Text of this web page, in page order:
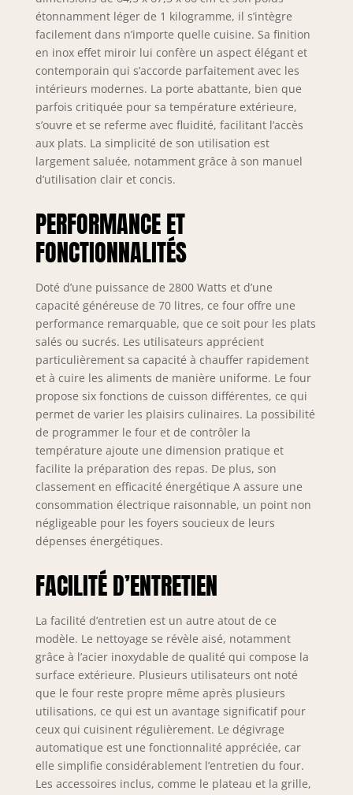
étonnamment léger de 1 kilogramme, il s’intègre
facilement dans n’importe quelle cuisine. Sa finition
en inox effet miroir lui confère un aspect élégant et
contemporain qui s’accorde parfaitement avec les
intérieurs modernes. La porte abattante, bien que
parfois critiquée pour sa température extérieure,
s’ouvre et se referme avec fluidité, facilitant l’accès
aux plats. La simplicité de son utilisation est
largement saluée, notamment grâce à son manuel
d’utilisation clair et concis.
PERFORMANCE ET
FONCTIONNALITÉS
Doté d’une puissance de 2800 Watts et d’une
capacité généreuse de 70 litres, ce four offre une
performance remarquable, que ce soit pour les plats
salés ou sucrés. Les utilisateurs apprécient
particulièrement sa capacité à chauffer rapidement
et à cuire les aliments de manière uniforme. Le four
propose six fonctions de cuisson différentes, ce qui
permet de varier les plaisirs culinaires. La possibilité
de programmer le four et de contrôler la
température ajoute une dimension pratique et
facilite la préparation des repas. De plus, son
classement en efficacité énergétique A assure une
consommation électrique raisonnable, un point non
négligeable pour les foyers soucieux de leurs
dépenses énergétiques.
FACILITÉ D’ENTRETIEN
La facilité d’entretien est un autre atout de ce
modèle. Le nettoyage se révèle aisé, notamment
grâce à l’acier inoxydable de qualité qui compose la
surface extérieure. Plusieurs utilisateurs ont noté
que le four reste propre même après plusieurs
utilisations, ce qui est un avantage significatif pour
ceux qui cuisinent régulièrement. Le dégivrage
automatique est une fonctionnalité appréciée, car
elle simplifie considérablement l’entretien du four.
Les accessoires inclus, comme le plateau et la grille,